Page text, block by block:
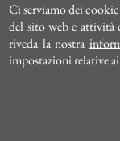
Ci serviamo dei
del sito web e attività
riveda la nostra
impostazioni relative